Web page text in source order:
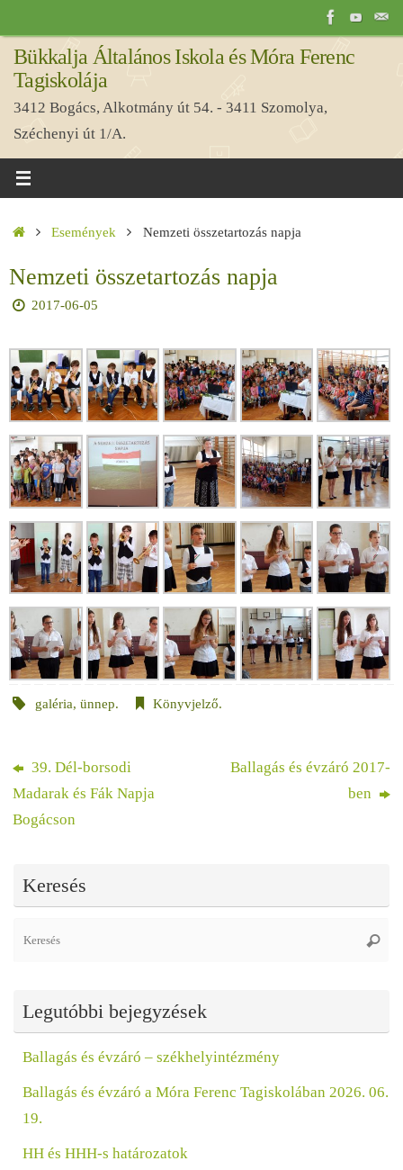
a
tartalomra
Bükkalja Általános Iskola és Móra Ferenc
Tagiskolája
3412 Bogács, Alkotmány út 54. - 3411 Szomolya,
Széchenyi út 1/A.
HomeEsemények Nemzeti összetartozás napja
Nemzeti összetartozás napja
2017-06-05
galéria,ünnep. Könyvjelző.
39. Dél-borsodi
Madarak és Fák Napja
Bogácson
Ballagás és évzáró 2017-
ben
Keresés
Legutóbbi bejegyzések
Ballagás és évzáró – székhelyintézmény
Ballagás és évzáró a Móra Ferenc Tagiskolában 2026. 06.
19.
HH és HHH-s határozatok